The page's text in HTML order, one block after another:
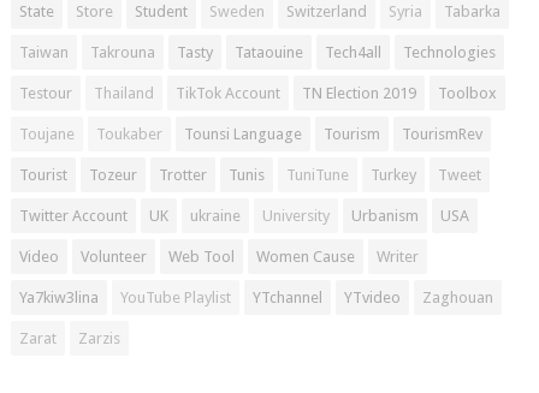
State Store Student Sweden Switzerland Syria Tabarka
Taiwan Takrouna Tasty Tataouine Tech4all Technologies
Testour Thailand TikTok Account TN Election 2019 Toolbox
Toujane Toukaber Tounsi Language Tourism TourismRev
Tourist Tozeur Trotter Tunis TuniTune Turkey Tweet
Twitter Account UK ukraine University Urbanism USA
Video Volunteer Web Tool Women Cause Writer
Ya7kiw3lina YouTube Playlist YTchannel YTvideo Zaghouan
Zarat Zarzis